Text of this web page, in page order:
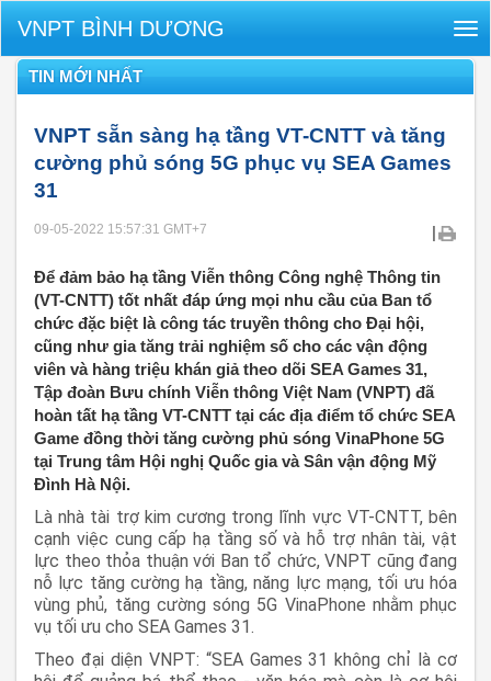
VNPT BÌNH DƯƠNG
TIN MỚI NHẤT
VNPT sẵn sàng hạ tầng VT-CNTT và tăng
cường phủ sóng 5G phục vụ SEA Games
31
09-05-2022 15:57:31 GMT+7 |
Để đảm bảo hạ tầng Viễn thông Công nghệ Thông tin
(VT-CNTT) tốt nhất đáp ứng mọi nhu cầu của Ban tổ
chức đặc biệt là công tác truyền thông cho Đại hội,
cũng như gia tăng trải nghiệm số cho các vận động
viên và hàng triệu khán giả theo dõi SEA Games 31,
Tập đoàn Bưu chính Viễn thông Việt Nam (VNPT) đã
hoàn tất hạ tầng VT-CNTT tại các địa điểm tổ chức SEA
Game đồng thời tăng cường phủ sóng VinaPhone 5G
tại Trung tâm Hội nghị Quốc gia và Sân vận động Mỹ
Đình Hà Nội.
Là nhà tài trợ kim cương trong lĩnh vực VT-CNTT, bên
cạnh việc cung cấp hạ tầng số và hỗ trợ nhân tài, vật
lực theo thỏa thuận với Ban tổ chức, VNPT cũng đang
nỗ lực tăng cường hạ tầng, năng lực mạng, tối ưu hóa
vùng phủ, tăng cường sóng 5G VinaPhone nhằm phục
vụ tối ưu cho SEA Games 31.
Theo đại diện VNPT: “SEA Games 31 không chỉ là cơ